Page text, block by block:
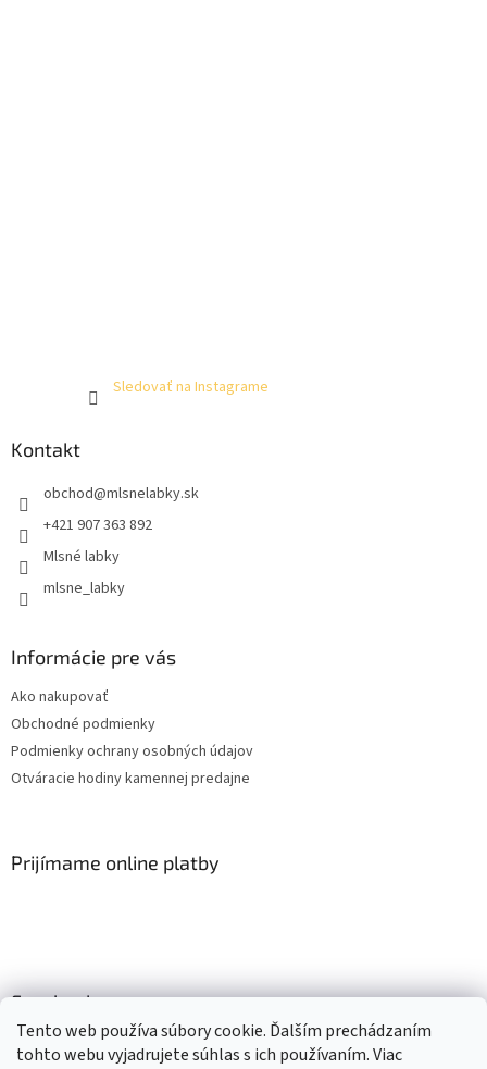
Tento web používa súbory cookie. Ďalším prechádzaním
tohto webu vyjadrujete súhlas s ich používaním. Viac
Sledovať na Instagrame
Kontakt
obchod@mlsnelabky.sk
+421 907 363 892
Mlsné labky
mlsne_labky
Informácie pre vás
Ako nakupovať
Obchodné podmienky
Podmienky ochrany osobných údajov
Otváracie hodiny kamennej predajne
Prijímame online platby
Facebook